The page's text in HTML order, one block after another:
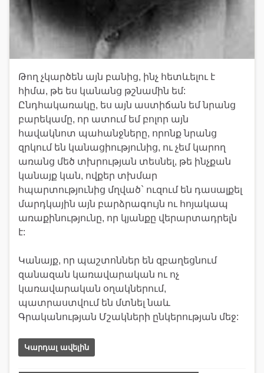
Թող չկարծեն այն բանից, ինչ հետևելու է
հիմա, թե ես կանանց թշնամին եմ:
Ընդհակառակը, ես այն աստիճան եմ նրանց
բարեկամը, որ ատում եմ բոլոր այն
հավակնոտ պահանջները, որոնք նրանց
զրկում են կանացիությունից, ու չեմ կարող
առանց մեծ տխրության տեսնել, թե ինչքան
կանայք կան, ովքեր տխմար
հպարտությունից մղված` ուզում են դասալքել
մարդկային այն բարձրագույն ու հոյակապ
առաքինությունը, որ կյանքը վերարտադրելն
է:
Կանայք, որ պաշտոններ են զբաղեցնում
զանազան կառավարական ու ոչ
կառավարական օղակներում,
պատրաստվում են մտնել նաև
Գրականության Մշակների ընկերության մեջ:
Կարդալ ավելին